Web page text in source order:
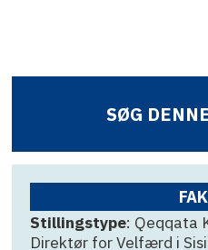
SØG
Stillingstype: Qeqqata
Direktør for Velfærd i